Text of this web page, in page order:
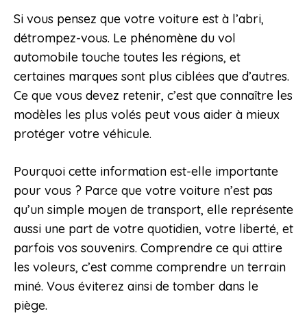
Si vous pensez que votre voiture est à l’abri,
détrompez-vous. Le phénomène du vol
automobile touche toutes les régions, et
certaines marques sont plus ciblées que d’autres.
Ce que vous devez retenir, c’est que connaître les
modèles les plus volés peut vous aider à mieux
protéger votre véhicule.
Pourquoi cette information est-elle importante
pour vous ? Parce que votre voiture n’est pas
qu’un simple moyen de transport, elle représente
aussi une part de votre quotidien, votre liberté, et
parfois vos souvenirs. Comprendre ce qui attire
les voleurs, c’est comme comprendre un terrain
miné. Vous éviterez ainsi de tomber dans le
piège.